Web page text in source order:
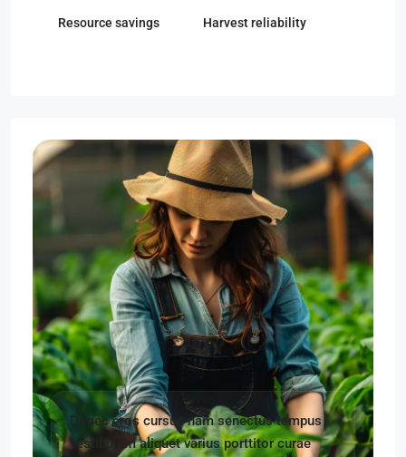
Resource savings Harvest reliability
Donec eros cursus nam senectus tempus
vestibulum aliquet varius porttitor curae